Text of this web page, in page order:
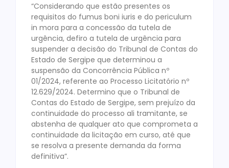
“Considerando que estão presentes os
requisitos do fumus boni iuris e do periculum
in mora para a concessão da tutela de
urgência, defiro a tutela de urgência para
suspender a decisão do Tribunal de Contas do
Estado de Sergipe que determinou a
suspensão da Concorrência Pública nº
01/2024, referente ao Processo Licitatório nº
12.629/2024. Determino que o Tribunal de
Contas do Estado de Sergipe, sem prejuízo da
continuidade do processo ali tramitante, se
abstenha de qualquer ato que comprometa a
continuidade da licitação em curso, até que
se resolva a presente demanda da forma
definitiva”.